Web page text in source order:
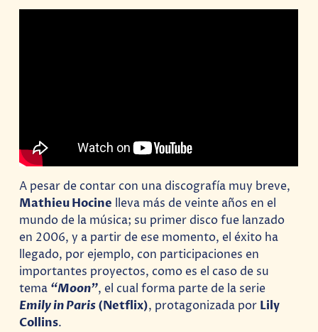
A pesar de contar con una discografía muy breve,
Mathieu Hocine lleva más de veinte años en el
mundo de la música; su primer disco fue lanzado
en 2006, y a partir de ese momento, el éxito ha
llegado, por ejemplo, con participaciones en
importantes proyectos, como es el caso de su
tema “Moon”, el cual forma parte de la serie
Emily in Paris(Netflix), protagonizada por Lily
Collins.